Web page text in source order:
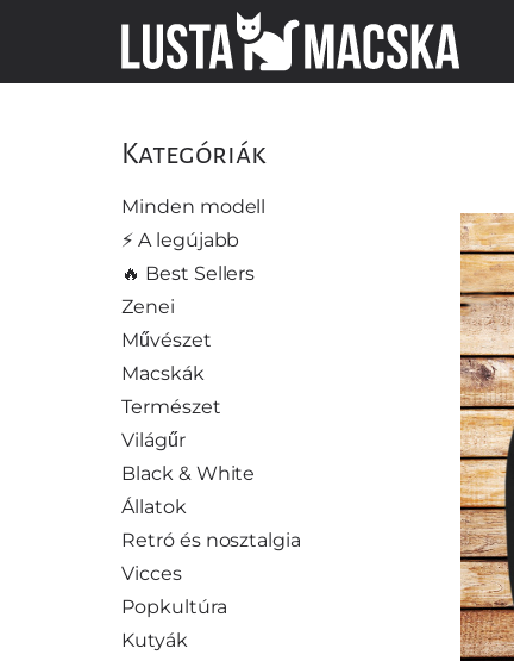
Kategóriák
Minden modell
⚡️ A legújabb
🔥 Best Sellers
Zenei
Művészet
Macskák
Természet
Világűr
Black & White
Állatok
Retró és nosztalgia
Vicces
Popkultúra
Kutyák